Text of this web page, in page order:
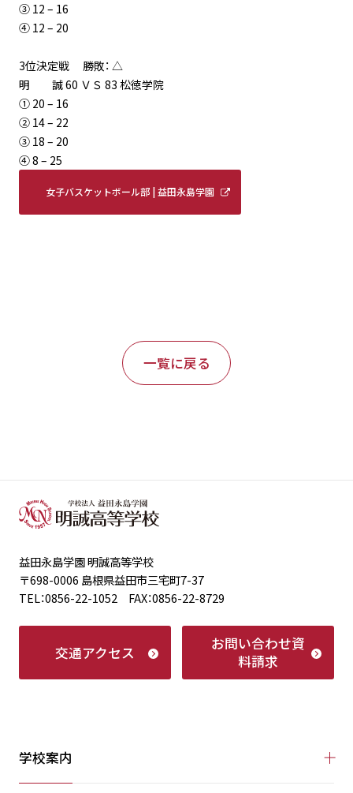
③ 12 – 16
④ 12 – 20
3位決定戦 勝敗： △
明 誠 60 ＶＳ 83 松徳学院
① 20 – 16
② 14 – 22
③ 18 – 20
④ 8 – 25
女子バスケットボール部 | 益田永島学園
一覧に戻る
益田永島学園 明誠高等学校
〒698-0006 島根県益田市三宅町7-37
TEL：0856-22-1052 FAX：0856-22-8729
交通アクセス お問い合わせ資
料請求
学校案内